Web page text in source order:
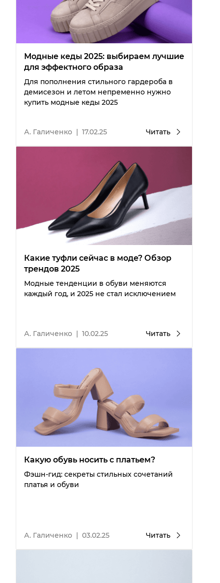
Модные кеды 2025: выбираем лучшие
для эффектного образа
Для пополнения стильного гардероба в
демисезон и летом непременно нужно
купить модные кеды 2025
А. Галиченко | 17.02.25 Читать
Какие туфли сейчас в моде? Обзор
трендов 2025
Модные тенденции в обуви меняются
каждый год, и 2025 не стал исключением
А. Галиченко | 10.02.25 Читать
Какую обувь носить с платьем?
Фэшн-гид: секреты стильных сочетаний
платья и обуви
А. Галиченко | 03.02.25 Читать